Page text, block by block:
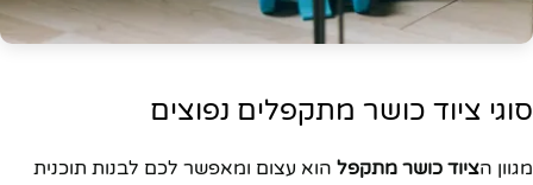
סוגי ציוד כושר מתקפלים נפוצים
מגוון הציוד כושר מתקפל הוא עצום ומאפשר לכם לבנות תוכנית